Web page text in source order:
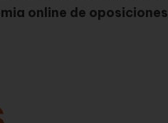
online de oposiciones